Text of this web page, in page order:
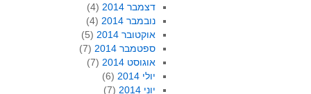
דצמבר 2014
(4)
נובמבר 2014
(4)
אוקטובר 2014
(5)
ספטמבר 2014
(7)
אוגוסט 2014
(7)
יולי 2014
(6)
יוני 2014
(7)